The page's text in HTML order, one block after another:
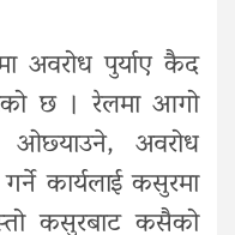
अवरोध पुर्याए कैद
छ । रेलमा आगो
ओछ्याउने, अवरोध
कार्यलाई कसुरमा
कसुरबाट कसैको